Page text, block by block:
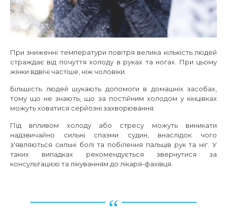
При зниженні температури повітря велика кількість людей
страждає від почуття холоду в руках та ногах. При цьому
жінки вдвічі частіше, ніж чоловіки.
Більшість людей шукають допомоги в домашніх засобах,
тому що не знають, що за постійним холодом у кінцівках
можуть ховатися серйозні захворювання.
Під впливом холоду або стресу можуть виникати
надзвичайно сильні спазми судин, внаслідок чого
з'являються сильні болі та побілення пальців рук та ніг. У
таких випадках рекомендується звернутися за
консультацією та лікуванням до лікаря-фахівця.